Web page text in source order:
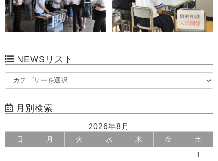
NEWSリスト
月別検索
2026年8月
日 月 火 水 木 金 土
1